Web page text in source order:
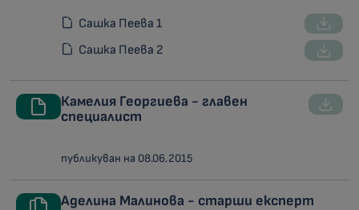
Сашка Пеева 1
Сашка Пеева 2
Камелия Георгиева - главен
специалист
публикуван на 08.06.2015
Аделина Малинова - старши експерт